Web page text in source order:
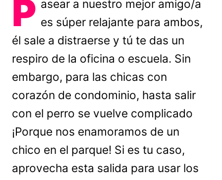
P asear a nuestro mejor amigo/a
es súper relajante para ambos,
él sale a distraerse y tú te das un
respiro de la oficina o escuela. Sin
embargo, para las chicas con
corazón de condominio, hasta salir
con el perro se vuelve complicado
¡Porque nos enamoramos de un
chico en el parque! Si es tu caso,
aprovecha esta salida para usar los